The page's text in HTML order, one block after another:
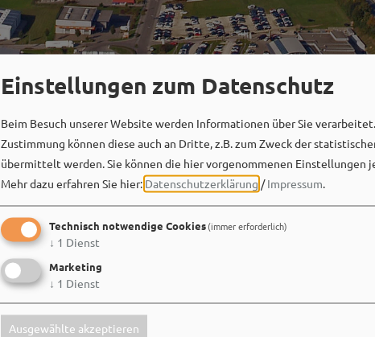
Social Media
Einstellungen zum Datenschutz
Beim Besuch unserer Website werden Informationen über Sie
Zustimmung können diese auch an Dritte, z.B. zum Zweck der
übermittelt werden. Sie können die hier vorgenommenen Einstellungen
Mehr dazu erfahren Sie hier: Datenschutzerklärung /Impressum.
Technisch notwendige Cookies(immer erforderlich)
↓ 1 Dienst
Marketing
↓ 1 Dienst
Ausgewählte akzeptieren